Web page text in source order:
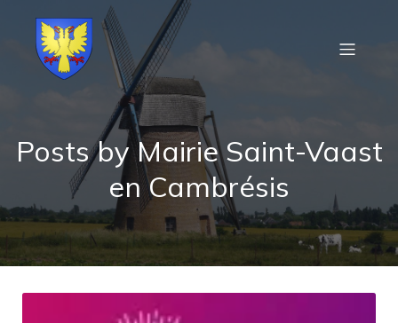
Posts byMairie Saint-Vaast
en Cambrésis